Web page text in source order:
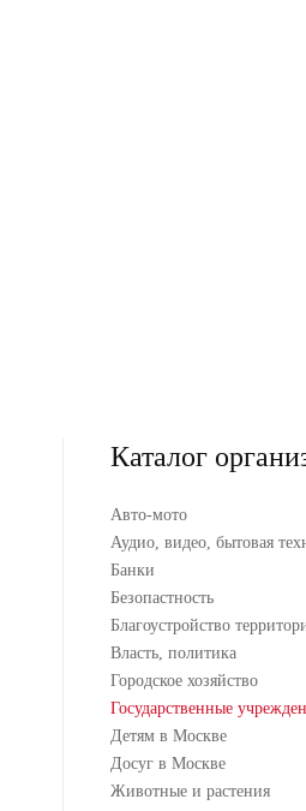
Каталог
Авто-мото
Аудио, видео, бытовая
Банки
Безопастность
Благоустройство
Власть, политика
Городское хозяйство
Государственные
Детям в Москве
Досуг в Москве
Животные и растения